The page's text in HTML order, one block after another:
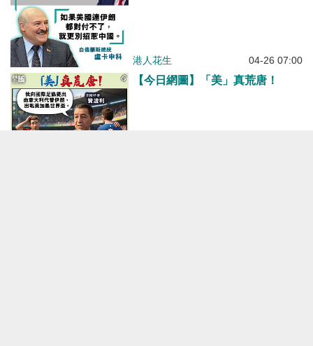
港人花生 04-26 07:00
【今日網圖】「美」真荒唐！